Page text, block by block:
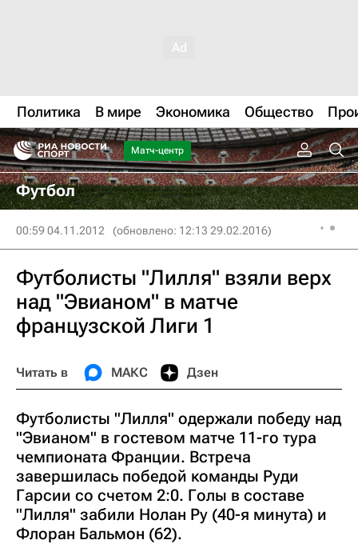
Политика В мире Экономика Общество
Матч-центр
Футбол
00:59 04.11.2012 (обновлено: 12:13 29.02.2016)
Футболисты "Лилля" взяли верх
над "Эвианом" в матче
французской Лиги 1
Читать в МАКС Дзен
Футболисты "Лилля" одержали победу над
"Эвианом" в гостевом матче 11-го тура
чемпионата Франции. Встреча
завершилась победой команды Руди
Гарсии со счетом 2:0. Голы в составе
"Лилля" забили Нолан Ру (40-я минута) и
Флоран Бальмон (62).